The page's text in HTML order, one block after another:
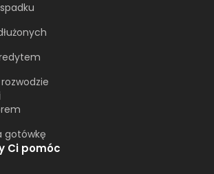
gotówkę
Ci pomóc